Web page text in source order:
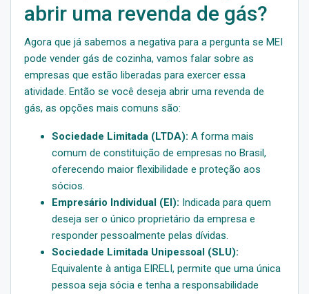
abrir uma revenda de gás?
Agora que já sabemos a negativa para a pergunta se MEI
pode vender gás de cozinha, vamos falar sobre as
empresas que estão liberadas para exercer essa
atividade. Então se você deseja abrir uma revenda de
gás, as opções mais comuns são:
Sociedade Limitada (LTDA): A forma mais
comum de constituição de empresas no Brasil,
oferecendo maior flexibilidade e proteção aos
sócios.
Empresário Individual (EI): Indicada para quem
deseja ser o único proprietário da empresa e
responder pessoalmente pelas dívidas.
Sociedade Limitada Unipessoal (SLU):
Equivalente à antiga EIRELI, permite que uma única
pessoa seja sócia e tenha a responsabilidade